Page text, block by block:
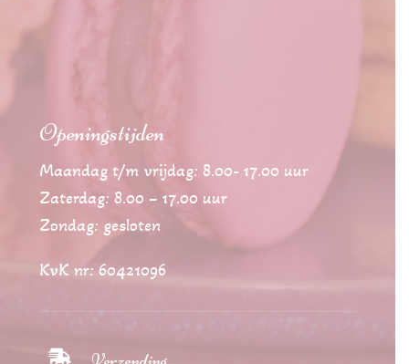
Openingstijden
Maandag t/m vrijdag: 8.00- 17.00 uur
Zaterdag: 8.00 – 17.00 uur
Zondag: gesloten
KvK nr: 60421096
